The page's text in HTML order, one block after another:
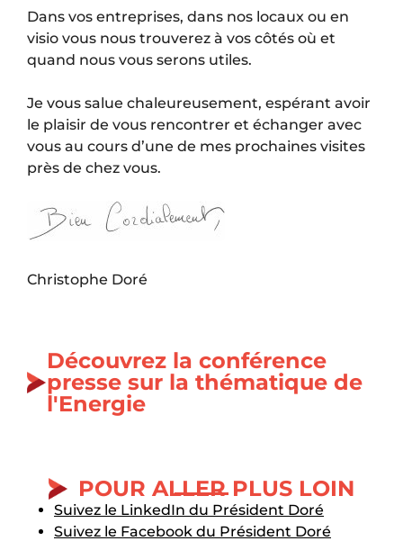
Dans vos entreprises, dans nos locaux ou en
visio vous nous trouverez à vos côtés où et
quand nous vous serons utiles.
Je vous salue chaleureusement, espérant avoir
le plaisir de vous rencontrer et échanger avec
vous au cours d’une de mes prochaines visites
près de chez vous.
Christophe Doré
Découvrez la conférence
presse sur la thématique de
l'Energie
POUR ALLER PLUS LOIN
Suivez le LinkedIn du Président Doré
Suivez le Facebook du Président Doré